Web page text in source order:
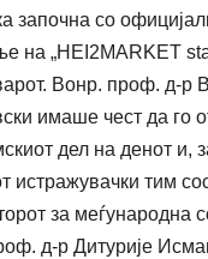
започна со
на „HEI2MARKET
Вонр. проф. д-р
имаше чест да го
дел на денот и,
истражувачки тим
за меѓународна
д-р Дитурије